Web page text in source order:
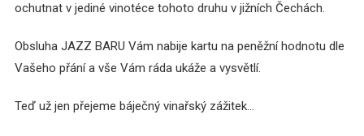
ochutnat v jediné vinotéce tohoto druhu v jižních Čechách.
Obsluha JAZZ BARU Vám nabije kartu na peněžní hodnotu dle
Vašeho přání a vše Vám ráda ukáže a vysvětlí.
Teď už jen přejeme báječný vinařský zážitek...